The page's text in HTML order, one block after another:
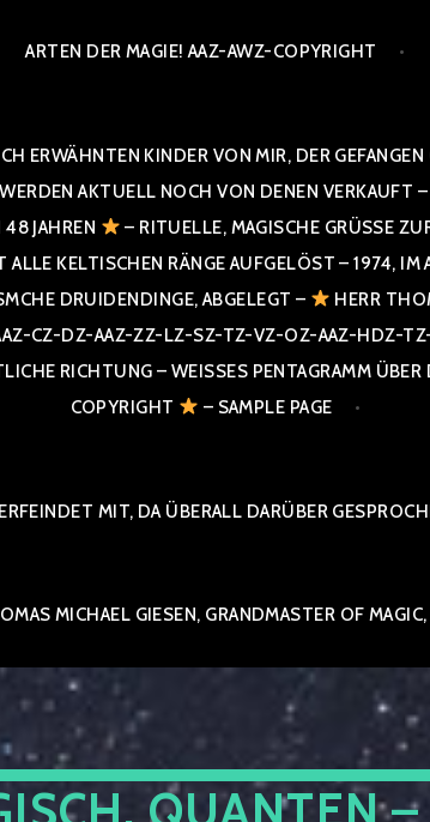
ARTEN DER MAGIE! AAZ-AWZ-COPYRIGHT
ERWÄHNTEN KINDER VON MIR, DER
AKTUELL NOCH VON DENEN VERKAUFT
JAHREN
– RITUELLE, MAGISCHE GRÜSSE
KELTISCHEN RÄNGE AUFGELÖST – 1974, IM
DRUIDENDINGE, ABGELEGT –
HERR
CZ-DZ-AAZ-ZZ-LZ-SZ-TZ-VZ-OZ-AAZ-HDZ-TZ-
RICHTUNG – WEISSES PENTAGRAMM ÜBER
PYRIGHT
– SAMPLE PAGE
MIT, DA ÜBERALL DARÜBER
MICHAEL GIESEN, GRANDMASTER OF
QUANTEN